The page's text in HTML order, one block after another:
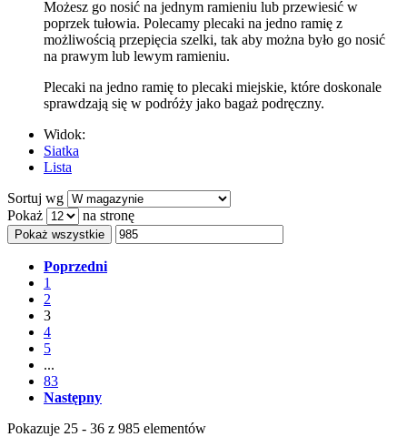
Możesz go nosić na jednym ramieniu lub przewiesić w
poprzek tułowia. Polecamy plecaki na jedno ramię z
możliwością przepięcia szelki, tak aby można było go nosić
na prawym lub lewym ramieniu.
Plecaki na jedno ramię to plecaki miejskie, które doskonale
sprawdzają się w podróży jako bagaż podręczny.
Widok:
Siatka
Lista
Sortuj wg
Pokaż
na stronę
Pokaż wszystkie
Poprzedni
1
2
3
4
5
...
83
Następny
Pokazuje 25 - 36 z 985 elementów